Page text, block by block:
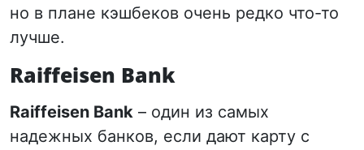
но в плане кэшбеков очень редко что-то
лучше.
Raiffeisen Bank
Raiffeisen Bank – один из самых
надежных банков, если дают карту с